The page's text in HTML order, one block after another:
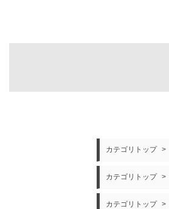
カテゴリトップ >
カテゴリトップ >
カテゴリトップ >